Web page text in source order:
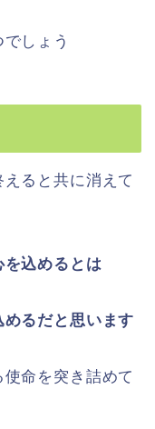
しょう
ると共に消えて
を込めるとは
るだと思います
命を突き詰めて